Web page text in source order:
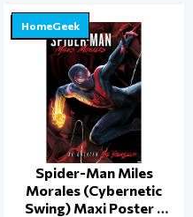
HomeGeek
Spider-Man Miles
Morales (Cybernetic
Swing) Maxi Poster -